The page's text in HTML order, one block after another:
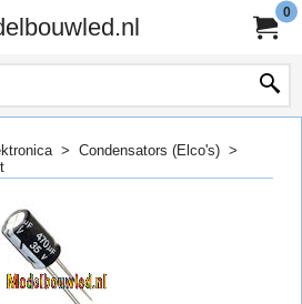
0
> Condensators (Elco's) >